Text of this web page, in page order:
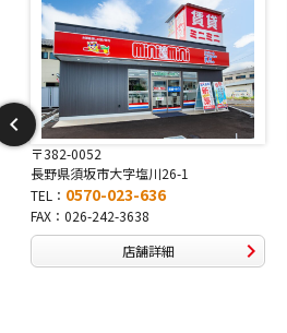
〒381-0042
長野県長野市稲田2-7-43
TEL：0570-025-457
FAX：026-254-5778